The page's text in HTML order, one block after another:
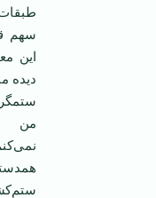
طبقات
سهم
این
دیده
من